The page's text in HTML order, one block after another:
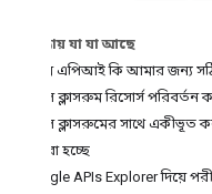
এই পৃষ্ঠায় যা যা আছে
ক্লাসরুম এপিআই কি আমার জন্য
গুগল ক্লাসরুম রিসোর্স পরিবর্তন
গুগল ক্লাসরুমের সাথে একীভূত
শুরু করা হচ্ছে
Google APIs Explorer দিয়ে